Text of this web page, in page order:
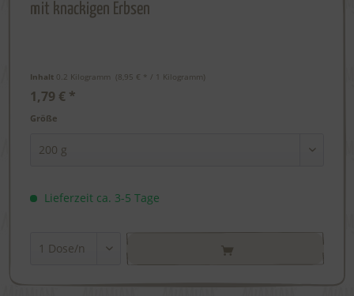
mit knackigen Erbsen
Inhalt 0.2 Kilogramm (8,95 € * / 1 Kilogramm)
1,79 € *
Größe
Lieferzeit ca. 3-5 Tage